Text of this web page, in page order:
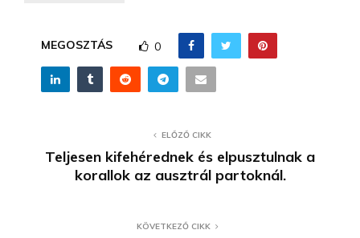
MEGOSZTÁS 0
ELŐZŐ CIKK
Teljesen kifehérednek és elpusztulnak a
korallok az ausztrál partoknál.
KÖVETKEZŐ CIKK